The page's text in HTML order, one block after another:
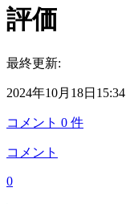
評価
最終更新:
2024年10月18日15:34
コメント 0 件
コメント
0